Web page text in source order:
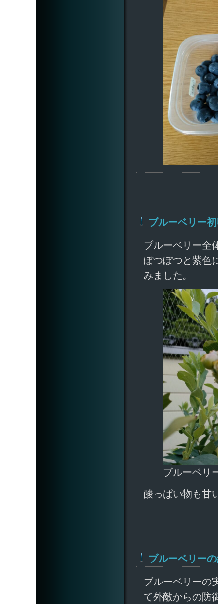
ブルーベリー
ブルーベリー全
ぽつぽつと紫色
みました。
ブルーベリ
酸っぱい物も甘
ブルーベリー
ブルーベリーの
て外敵からの防